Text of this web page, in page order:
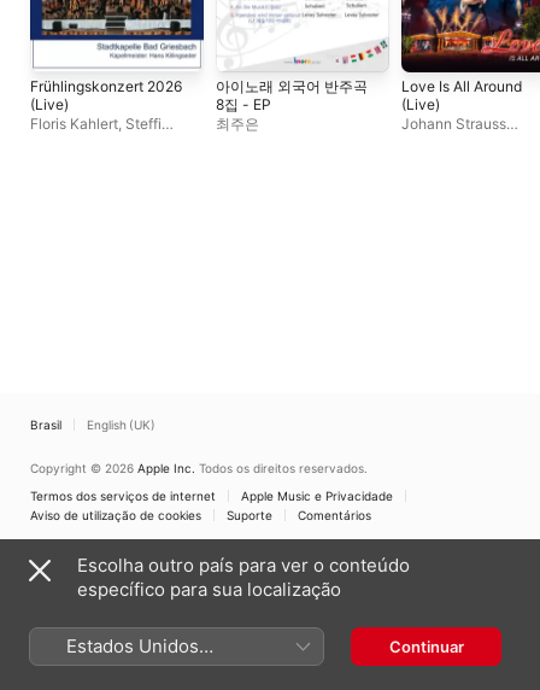
Frühlingskonzert 2026
(Live)
Floris Kahlert, Steffi
아이노래 외국어 반주곡
8집 - EP
최주은
Love Is All Around
(Live)
Johann Strauss
Brasil English (UK)
Copyright © 2026 Apple Inc. Todos os direitos reservados.
Termos dos serviços de internet
Apple Music e Privacidade
Aviso de utilização de cookies
Suporte Comentários
Escolha outro país para ver o conteúdo
específico para sua localização
Estados Unidos
(Português Brasil)
Continuar